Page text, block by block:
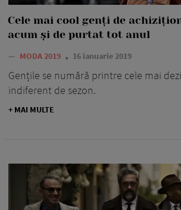
Cele mai cool genți de
acum și de purtat tot anul
— MODA 2019 16 ianuarie 2019
Gențile se numără printre cele mai
indiferent de sezon.
+ MAI MULTE